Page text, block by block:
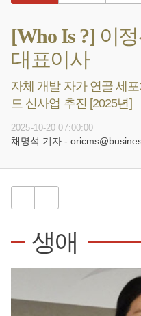
[Who Is ?] 이
대표이사
자체 개발 자가 연골 세
드 신사업 추진 [2025년]
2025-10-20 07:00:00
채명석 기자 -
생애